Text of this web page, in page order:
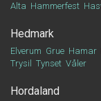
Alta Hammerfest
Hedmark
Elverum Grue Hamar
Trysil
Tynset Våler
Hordaland